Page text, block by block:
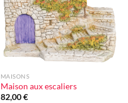
MAISONS
Maison aux escaliers
82,00€